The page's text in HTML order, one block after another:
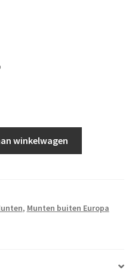
winkelwagen
, Munten buiten Europa